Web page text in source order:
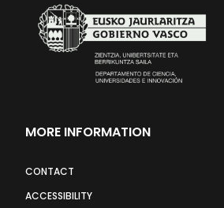
MORE INFORMATION
CONTACT
ACCESSIBILITY